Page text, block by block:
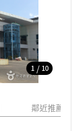
1 / 10
鄰近推薦景點